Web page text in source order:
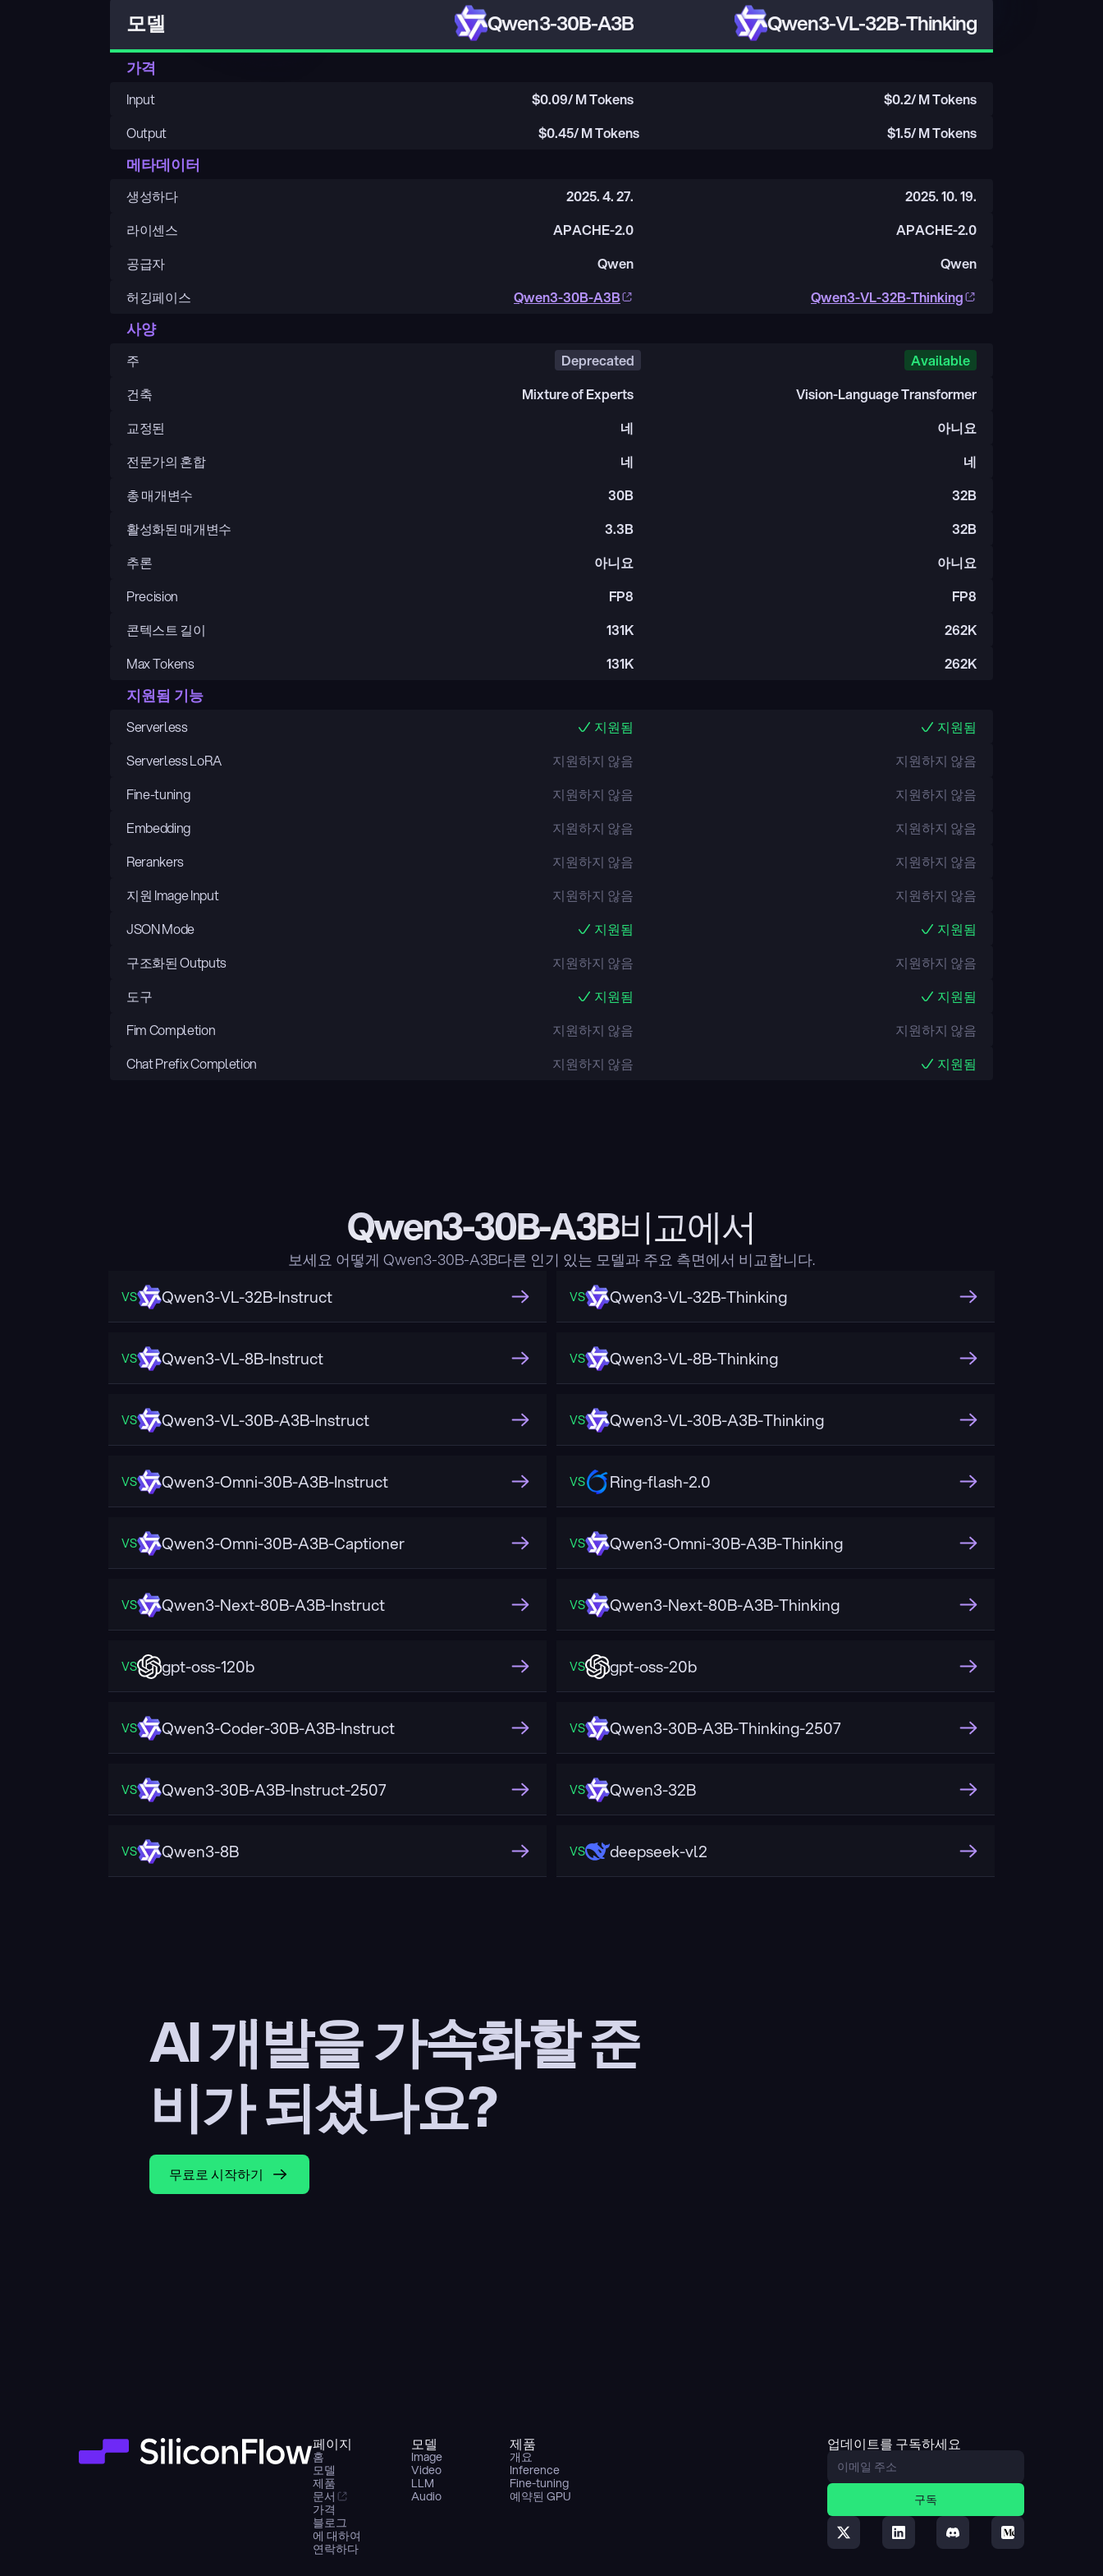
모델 Qwen3-30B-A3B Qwen3-VL-32B-Thinking
가격
Input $0.09/ M Tokens $0.2/ M Tokens
Output
$0.45/ M Tokens $1.5/ M Tokens
메타데이터
생성하다 2025. 4. 27.
2025. 10. 19.
라이센스
APACHE-2.0
APACHE-2.0
공급자
Qwen
Qwen
허깅페이스
Qwen3-30B-A3B Qwen3-VL-32B-Thinking
사양
주 Deprecated
Available
건축
Mixture of Experts
Vision-Language Transformer
교정된
네
아니요
전문가의 혼합
네
네
총 매개변수
30B
32B
활성화된 매개변수
3.3B
32B
추론
아니요
아니요
Precision
FP8
FP8
콘텍스트 길이
131K
262K
Max Tokens
131K 262K
지원됨 기능
Serverless 지원됨
지원됨
Serverless LoRA
지원하지 않음
지원하지 않음
Fine-tuning
지원하지 않음
지원하지 않음
Embedding
지원하지 않음
지원하지 않음
Rerankers
지원하지 않음
지원하지 않음
지원 Image Input
지원하지 않음
지원하지 않음
JSON Mode
지원됨
지원됨
구조화된 Outputs
지원하지 않음
지원하지 않음
도구
지원됨
지원됨
Fim Completion
지원하지 않음
지원하지 않음
Chat Prefix Completion
지원하지 않음 지원됨
Qwen3-30B-A3B비교에서
보세요 어떻게 Qwen3-30B-A3B다른 인기 있는 모델과 주요 측면에서 비교합니다.
VS Qwen3-VL-32B-Instruct VS Qwen3-VL-32B-Thinking
VS Qwen3-VL-8B-Instruct VS Qwen3-VL-8B-Thinking
VS Qwen3-VL-30B-A3B-Instruct VS Qwen3-VL-30B-A3B-Thinking
VS Qwen3-Omni-30B-A3B-Instruct VS Ring-flash-2.0
VS Qwen3-Omni-30B-A3B-Captioner VS Qwen3-Omni-30B-A3B-Thinking
VS Qwen3-Next-80B-A3B-Instruct VS Qwen3-Next-80B-A3B-Thinking
VS gpt-oss-120b VS gpt-oss-20b
VS Qwen3-Coder-30B-A3B-Instruct VS Qwen3-30B-A3B-Thinking-2507
VS Qwen3-30B-A3B-Instruct-2507 VS Qwen3-32B
VS Qwen3-8B VS deepseek-vl2
AI 개발을 가속화할 준
비가 되셨나요?
무료로 시작하기
페이지
홈
모델
제품
문서
가격
블로그
에 대하여
연락하다
모델
Image
Video
LLM
Audio
제품
개요
Inference
Fine-tuning
예약된 GPU
업데이트를 구독하세요
구독